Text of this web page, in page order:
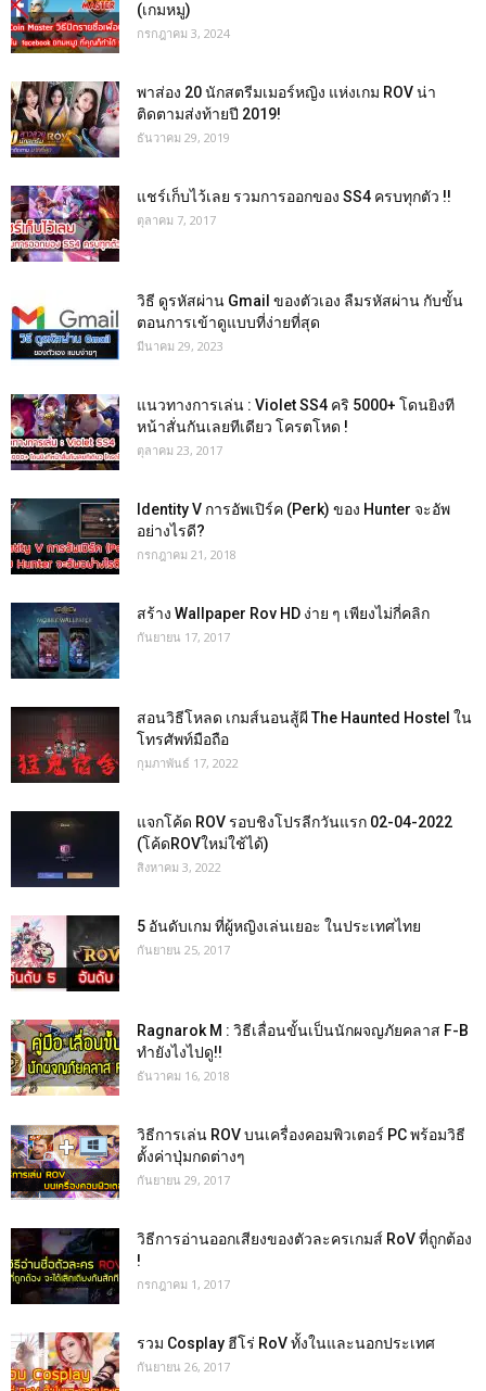
(เกมหมู)
กรกฎาคม 3, 2024
พาส่อง 20 นักสตรีมเมอร์หญิง แห่งเกม ROV น่า
ติดตามส่งท้ายปี 2019!
ธันวาคม 29, 2019
แชร์เก็บไว้เลย รวมการออกของ SS4 ครบทุกตัว !!
ตุลาคม 7, 2017
วิธี ดูรหัสผ่าน Gmail ของตัวเอง ลืมรหัสผ่าน กับขั้น
ตอนการเข้าดูแบบที่ง่ายที่สุด
มีนาคม 29, 2023
แนวทางการเล่น : Violet SS4 คริ 5000+ โดนยิงที
หน้าสั่นกันเลยทีเดียว โครตโหด !
ตุลาคม 23, 2017
Identity V การอัพเปิร์ค (Perk) ของ Hunter จะอัพ
อย่างไรดี?
กรกฎาคม 21, 2018
สร้าง Wallpaper Rov HD ง่าย ๆ เพียงไม่กี่คลิก
กันยายน 17, 2017
สอนวิธีโหลด เกมส์นอนสู้ผี The Haunted Hostel ใน
โทรศัพท์มือถือ
กุมภาพันธ์ 17, 2022
แจกโค้ด ROV รอบชิงโปรลีกวันแรก 02-04-2022
(โค้ดROVใหม่ใช้ได้)
สิงหาคม 3, 2022
5 อันดับเกม ที่ผู้หญิงเล่นเยอะ ในประเทศไทย
กันยายน 25, 2017
Ragnarok M : วิธีเลื่อนขั้นเป็นนักผจญภัยคลาส F-B
ทำยังไงไปดู!!
ธันวาคม 16, 2018
วิธีการเล่น ROV บนเครื่องคอมพิวเตอร์ PC พร้อมวิธี
ตั้งค่าปุ่มกดต่างๆ
กันยายน 29, 2017
วิธีการอ่านออกเสียงของตัวละครเกมส์ RoV ที่ถูกต้อง
!
กรกฎาคม 1, 2017
รวม Cosplay ฮีโร่ RoV ทั้งในและนอกประเทศ
กันยายน 26, 2017